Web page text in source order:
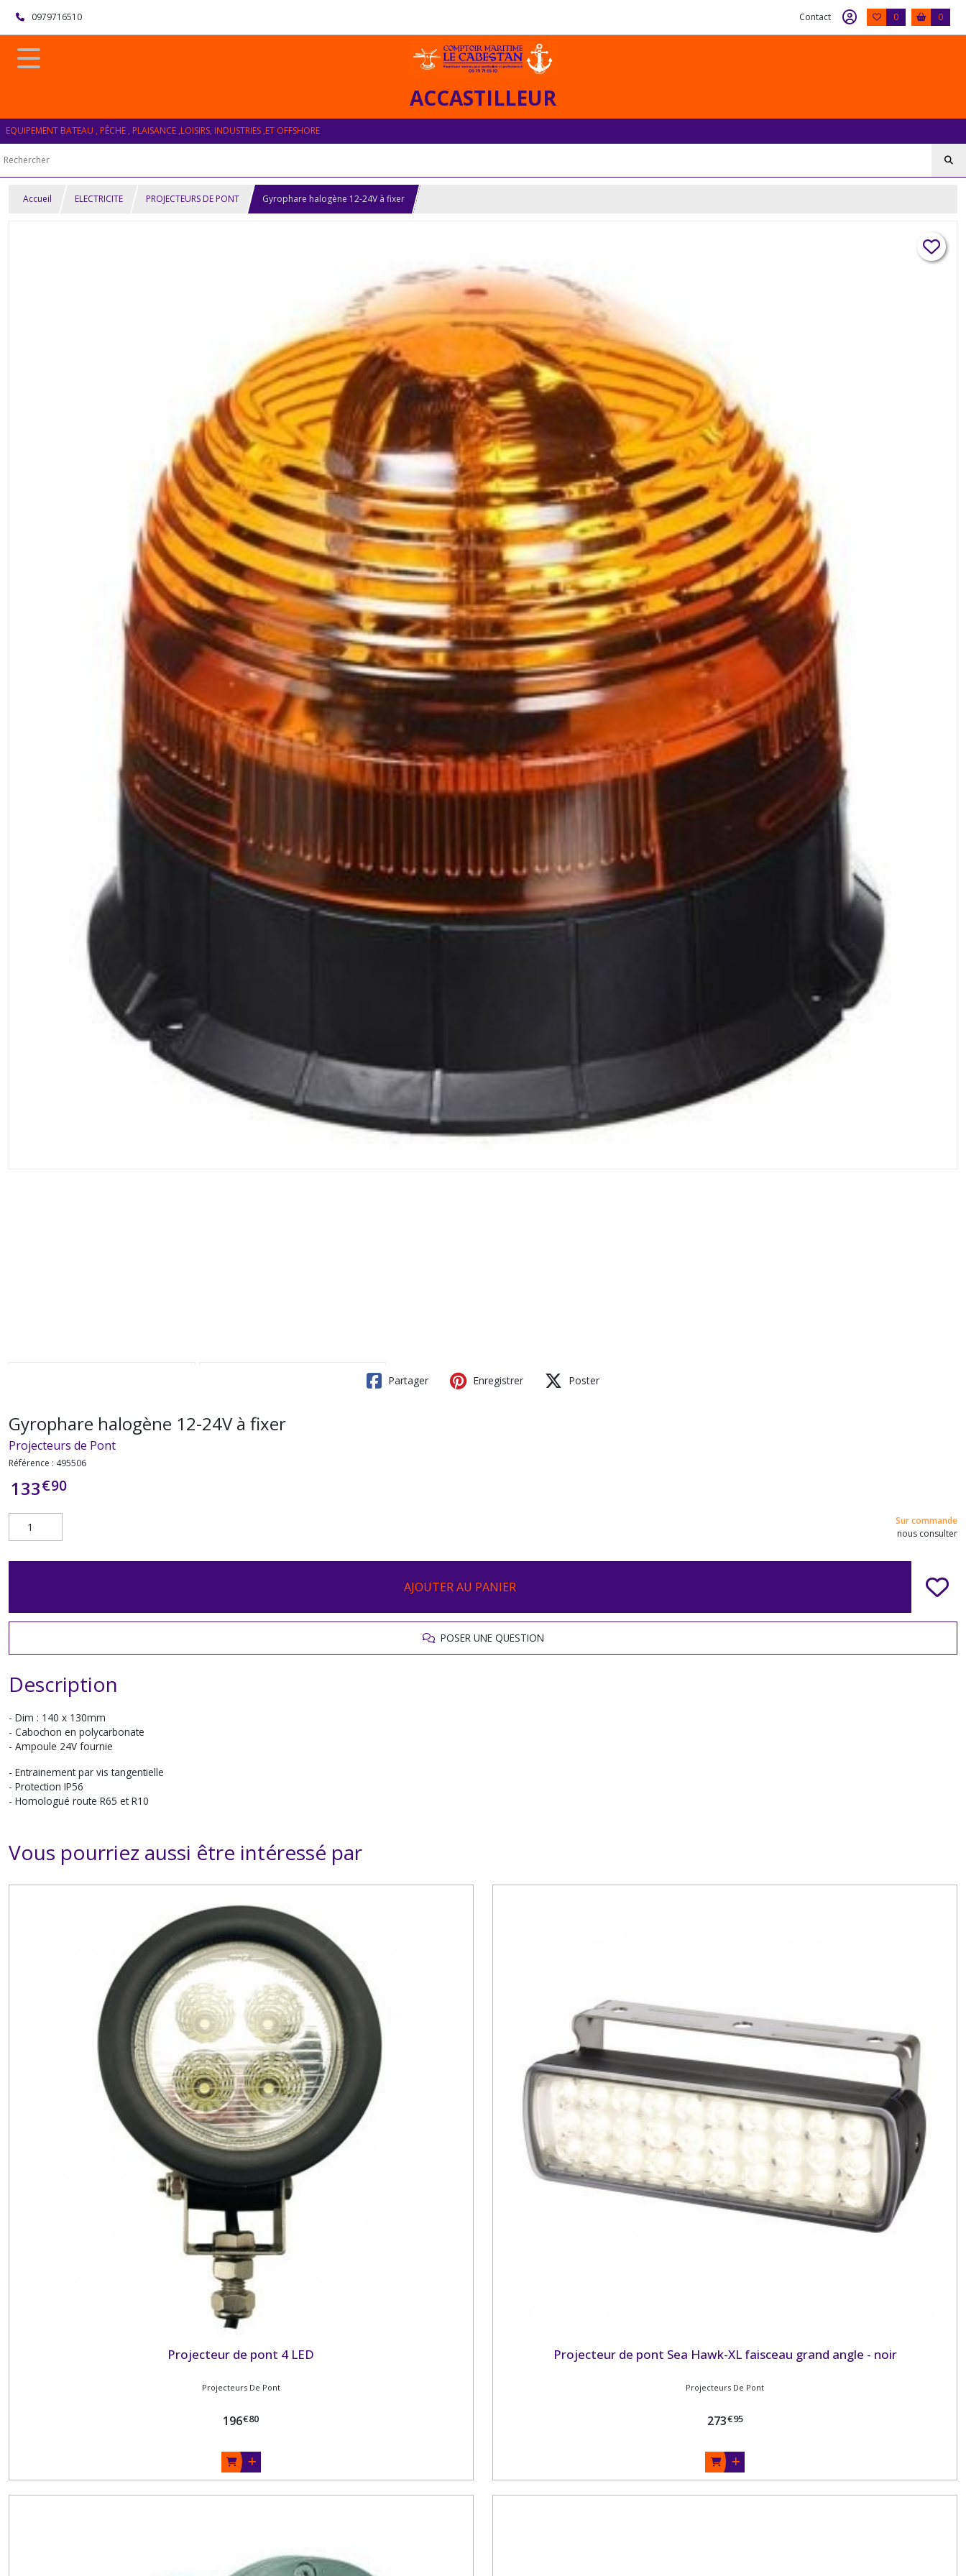
0979716510 Contact 0 0
ACCASTILLEUR
EQUIPEMENT BATEAU , PÊCHE , PLAISANCE ,LOISIRS, INDUSTRIES ,ET OFFSHORE
Accueil ELECTRICITE PROJECTEURS DE PONT Gyrophare halogène 12-24V à fixer
Partager Enregistrer Poster
Gyrophare halogène 12-24V à fixer
Projecteurs de Pont
Référence : 495506
133€90
Sur commande
nous consulter
AJOUTER AU PANIER
POSER UNE QUESTION
Description
- Dim : 140 x 130mm
- Cabochon en polycarbonate
- Ampoule 24V fournie
- Entrainement par vis tangentielle
- Protection IP56
- Homologué route R65 et R10
Vous pourriez aussi être intéressé par
Projecteur de pont 4 LED
Projecteurs De Pont
196€80
Projecteur de pont Sea Hawk-XL faisceau grand angle - noir
Projecteurs De Pont
273€95